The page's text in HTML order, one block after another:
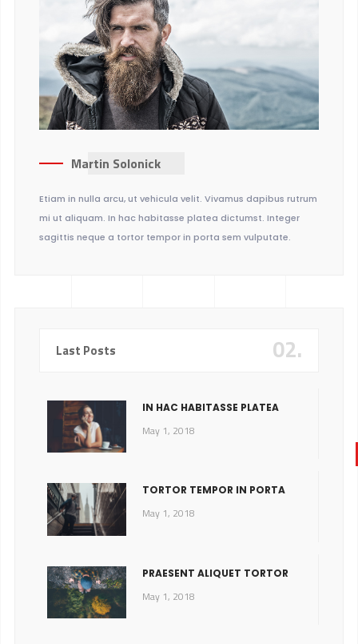
Martin Solonick
Etiam in nulla arcu, ut vehicula velit. Vivamus dapibus rutrum
mi ut aliquam. In hac habitasse platea dictumst. Integer
sagittis neque a tortor tempor in porta sem vulputate.
Last Posts 02.
IN HAC HABITASSE PLATEA
May 1, 2018
TORTOR TEMPOR IN PORTA
May 1, 2018
PRAESENT ALIQUET TORTOR
May 1, 2018